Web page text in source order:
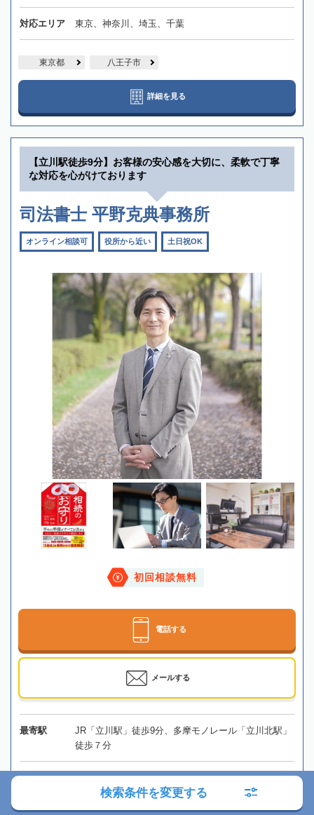
対応エリア 東京、神奈川、埼玉、千葉
東京都 八王子市
詳細を見る
【立川駅徒歩9分】お客様の安心感を大切に、柔軟で丁寧
な対応を心がけております
司法書士 平野克典事務所
オンライン相談可 役所から近い 土日祝OK
初回相談無料
電話する
メールする
最寄駅
JR「立川駅」徒歩9分、多摩モノレール「立川北駅」
徒歩７分
所在地
〒190-0011 東京都立川市高松町3-8-11 グランディー
ル鶴間602号
検索条件を変更する